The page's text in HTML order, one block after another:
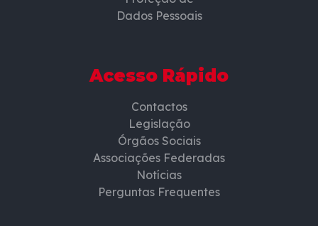
Dados Pessoais
Acesso Rápido
Contactos
Legislação
Órgãos Sociais
Associações Federadas
Notícias
Perguntas Frequentes